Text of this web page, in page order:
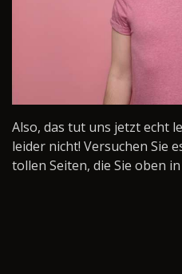
Also, das tut uns jetzt echt
leider nicht! Versuchen Sie
tollen Seiten, die Sie oben